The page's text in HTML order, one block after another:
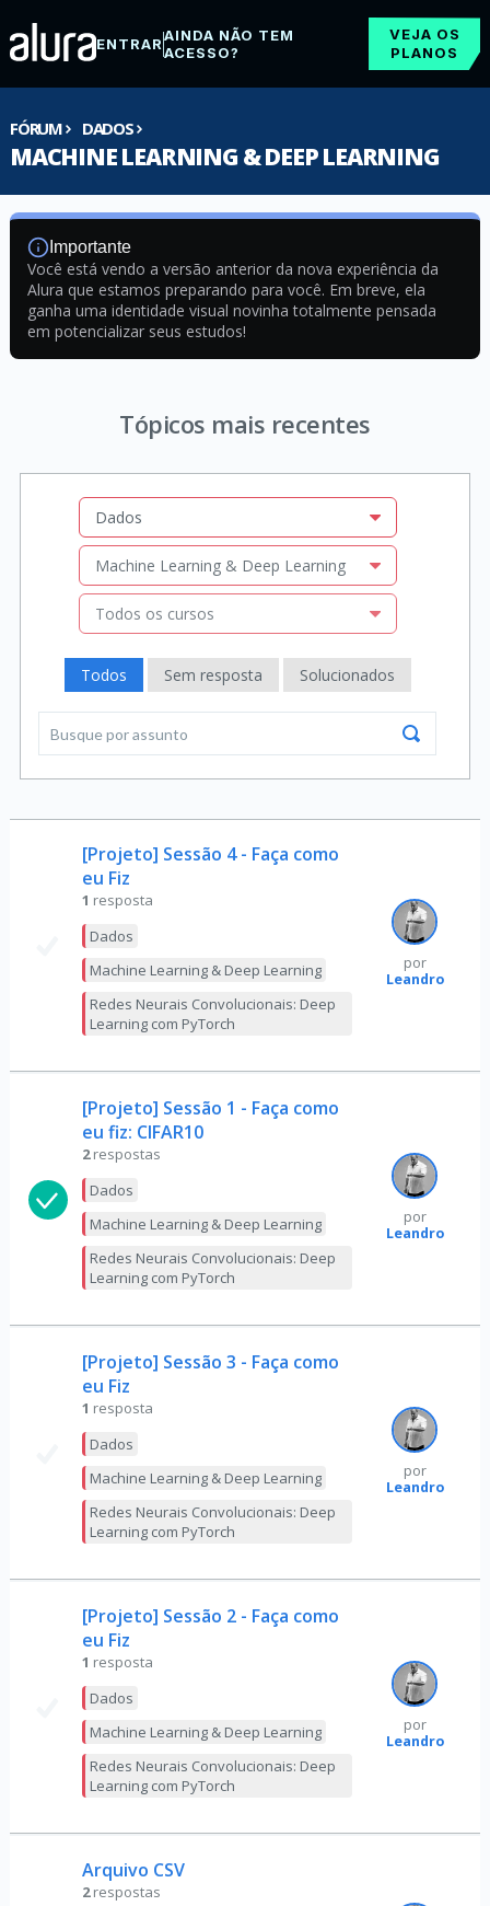
ENTRARAINDA NÃO TEM
ACESSO?
VEJA OS
PLANOS
FÓRUM DADOS
MACHINE LEARNING & DEEP LEARNING
Importante
Você está vendo a versão anterior da nova experiência da
Alura que estamos preparando para você. Em breve, ela
ganha uma identidade visual novinha totalmente pensada
em potencializar seus estudos!
Tópicos mais recentes
Dados
Machine Learning & Deep Learning
Todos os cursos
Todos Sem resposta Solucionados
[Projeto] Sessão 4 - Faça como
eu Fiz
1 resposta
Dados
Machine Learning & Deep Learning
Redes Neurais Convolucionais: Deep
Learning com PyTorch
por
Leandro
[Projeto] Sessão 1 - Faça como
eu fiz: CIFAR10
2 respostas
Dados
Machine Learning & Deep Learning
Redes Neurais Convolucionais: Deep
Learning com PyTorch
por
Leandro
[Projeto] Sessão 3 - Faça como
eu Fiz
1 resposta
Dados
Machine Learning & Deep Learning
Redes Neurais Convolucionais: Deep
Learning com PyTorch
por
Leandro
[Projeto] Sessão 2 - Faça como
eu Fiz
1 resposta
Dados
Machine Learning & Deep Learning
Redes Neurais Convolucionais: Deep
Learning com PyTorch
por
Leandro
Arquivo CSV
2 respostas